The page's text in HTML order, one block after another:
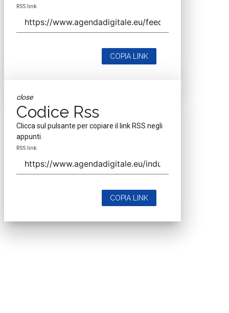
RSS link
COPIA LINK
close
Codice Rss
Clicca sul pulsante per copiare il link RSS negli
appunti.
RSS link
COPIA LINK